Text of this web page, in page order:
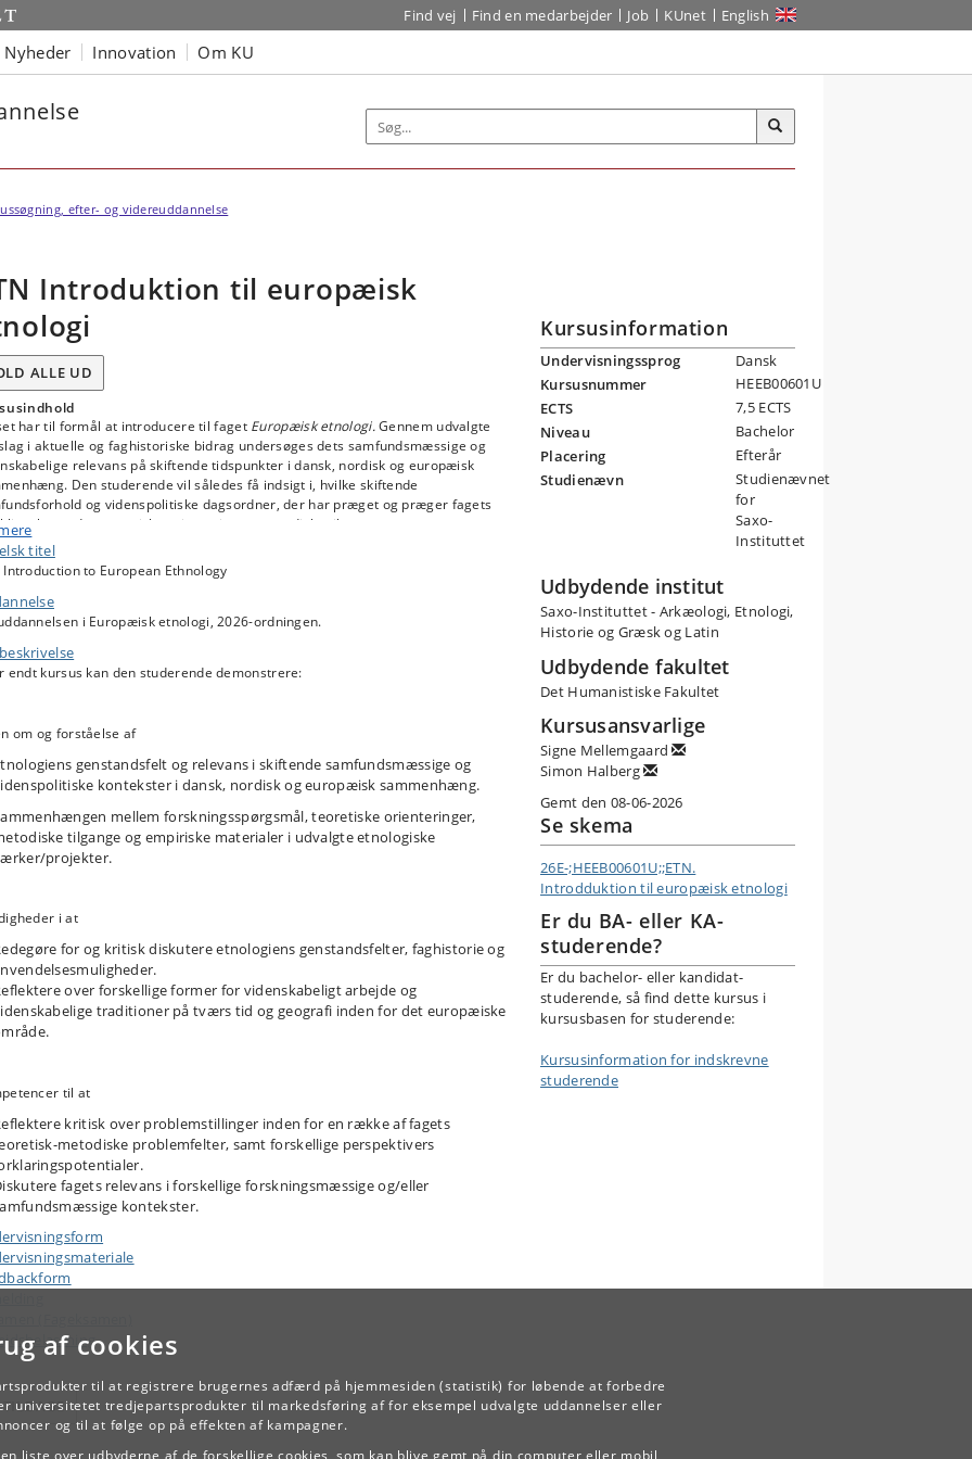
af cookies
til at registrere brugernes adfærd på hjemmesiden (statistik) for løbende at forbedre
universitetet tredjepartsprodukter til markedsføring af for eksempel udvalgte uddannelser eller
og til at følge op på effekten af kampagner.
liste over udbyderne af de forskellige cookies, som kan blive gemt på din computer eller mobil,
Find vej Find en medarbejder Job KUnet English
Nyheder Innovation Om KU
efter- og videreuddannelse
Introduktion til europæisk
ALLE UD
har til formål at introducere til faget Europæisk etnologi.Gennem udvalgte
i aktuelle og faghistoriske bidrag undersøges dets samfundsmæssige og
relevans på skiftende tidspunkter i dansk, nordisk og europæisk
Den studerende vil således få indsigt i, hvilke skiftende
og videnspolitiske dagsordner, der har præget og præger fagets
herunder teoretiske orienteringer, metodiske tilgange og
titel
Introduction to European Ethnology
i Europæisk etnologi, 2026-ordningen.
endt kursus kan den studerende demonstrere:
om og forståelse af
genstandsfelt og relevans i skiftende samfundsmæssige og
kontekster i dansk, nordisk og europæisk sammenhæng.
mellem forskningsspørgsmål, teoretiske orienteringer,
tilgange og empiriske materialer i udvalgte etnologiske
projekter.
i at
for og kritisk diskutere etnologiens genstandsfelter, faghistorie og
over forskellige former for videnskabeligt arbejde og
traditioner på tværs tid og geografi inden for det europæiske
til at
kritisk over problemstillinger inden for en række af fagets
metodiske problemfelter, samt forskellige perspektivers
fagets relevans i forskellige forskningsmæssige og/eller
kontekster.
Kursusinformation
Undervisningssprog
Dansk
Kursusnummer
HEEB00601U
ECTS
7,5 ECTS
Niveau
Bachelor
Placering
Efterår
Studienævn
Studienævnet
for
Saxo-
Instituttet
Udbydende institut
Saxo-Instituttet - Arkæologi, Etnologi,
Historie og Græsk og Latin
Udbydende fakultet
Det Humanistiske Fakultet
Kursusansvarlige
Signe Mellemgaard
Simon Halberg
Gemt den 08-06-2026
Se skema
26E-;HEEB00601U;;ETN.
Introdduktion til europæisk etnologi
Er du BA- eller KA-
studerende?
Er du bachelor- eller kandidat-
studerende, så find dette kursus i
kursusbasen for studerende:
Kursusinformation for indskrevne
studerende
TILBAGE